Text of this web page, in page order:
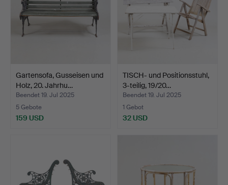
Gartensofa, Gusseisen und
Holz, 20. Jahrhu…
Beendet 19. Jul 2025
5 Gebote
159 USD
TISCH- und Positionsstuhl,
3-teilig, 19/20…
Beendet 19. Jul 2025
1 Gebot
32 USD